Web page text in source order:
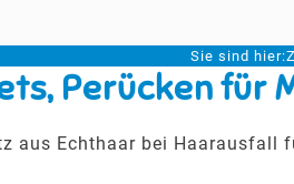
Sie sind hier:
Perücken für
aus Echthaar bei Haarausfall